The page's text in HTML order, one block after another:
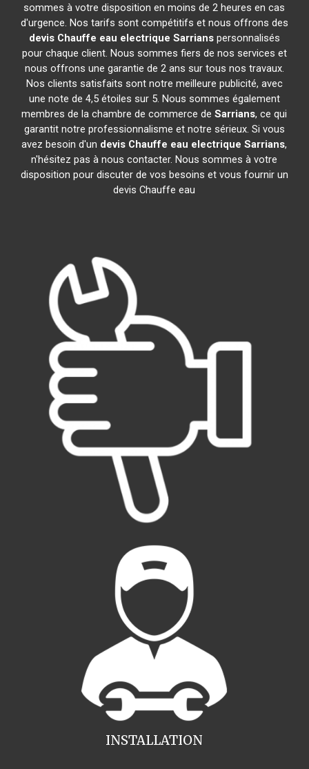
sommes à votre disposition en moins de 2 heures en cas
d'urgence. Nos tarifs sont compétitifs et nous offrons des
devis Chauffe eau electrique Sarrianspersonnalisés
pour chaque client. Nous sommes fiers de nos services et
nous offrons une garantie de 2 ans sur tous nos travaux.
Nos clients satisfaits sont notre meilleure publicité, avec
une note de 4,5 étoiles sur 5. Nous sommes également
membres de la chambre de commerce deSarrians, ce qui
garantit notre professionnalisme et notre sérieux. Si vous
avez besoin d'un devis Chauffe eau electrique Sarrians,
n'hésitez pas à nous contacter. Nous sommes à votre
disposition pour discuter de vos besoins et vous fournir un
devis Chauffe eau
INSTALLATION